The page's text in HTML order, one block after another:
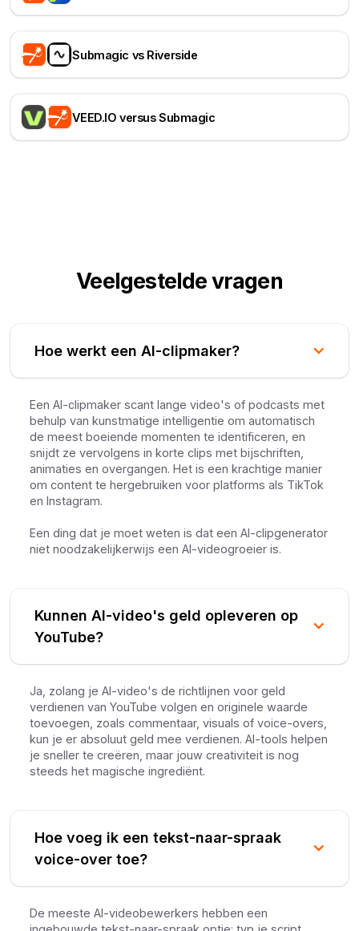
Submagic vs Riverside
VEED.IO versus Submagic
Veelgestelde vragen
Hoe werkt een AI-clipmaker?
Een AI-clipmaker scant lange video's of podcasts met
behulp van kunstmatige intelligentie om automatisch
de meest boeiende momenten te identificeren, en
snijdt ze vervolgens in korte clips met bijschriften,
animaties en overgangen. Het is een krachtige manier
om content te hergebruiken voor platforms als TikTok
en Instagram.
Een ding dat je moet weten is dat een AI-clipgenerator
niet noodzakelijkerwijs een AI-videogroeier is.
Kunnen AI-video's geld opleveren op
YouTube?
Ja, zolang je AI-video's de richtlijnen voor geld
verdienen van YouTube volgen en originele waarde
toevoegen, zoals commentaar, visuals of voice-overs,
kun je er absoluut geld mee verdienen. AI-tools helpen
je sneller te creëren, maar jouw creativiteit is nog
steeds het magische ingrediënt.
Hoe voeg ik een tekst-naar-spraak
voice-over toe?
De meeste AI-videobewerkers hebben een